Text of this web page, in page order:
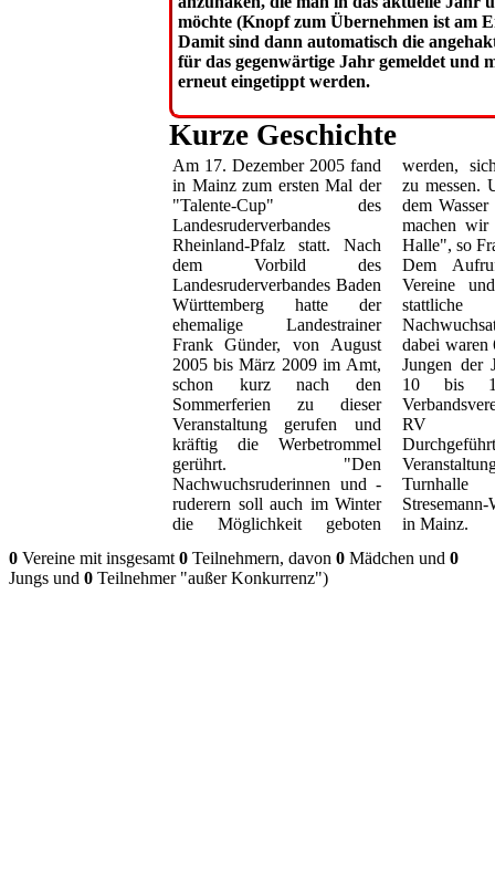
möchte (Knopf zum Übernehmen ist am
Damit sind dann automatisch die
für das gegenwärtige Jahr gemeldet und
erneut eingetippt werden.
Kurze Geschichte
Am 17. Dezember 2005 fand
in Mainz zum ersten Mal der
"Talente-Cup" des
Landesruderverbandes
Rheinland-Pfalz statt. Nach
dem Vorbild des
Landesruderverbandes Baden
Württemberg hatte der
ehemalige Landestrainer
Frank Günder, von August
2005 bis März 2009 im Amt,
schon kurz nach den
Sommerferien zu dieser
Veranstaltung gerufen und
kräftig die Werbetrommel
gerührt. "Den
Nachwuchsruderinnen und -
ruderern soll auch im Winter
die Möglichkeit geboten
werden, sich im Wettkampf
zu messen. Und wenn es auf
dem Wasser dafür zu kalt ist,
machen wir das eben in der
Halle", so
Dem
Vereine und meldeten
stattliche
dabei waren
Jungen der
10 bis
RV
in Mainz.
0 Vereine mit insgesamt 0 Teilnehmern, davon 0 Mädchen und 0
Jungs und 0 Teilnehmer "außer Konkurrenz")